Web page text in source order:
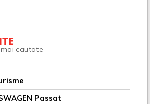
cautate
Passat